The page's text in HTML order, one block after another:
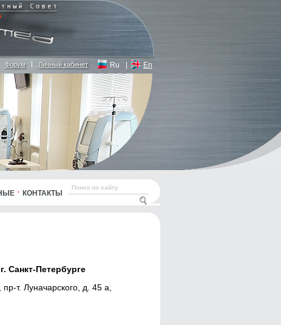
Ru En
Форум Личный кабинет
КОНТАКТЫ
Санкт-Петербурге
т. Луначарского, д. 45 а,